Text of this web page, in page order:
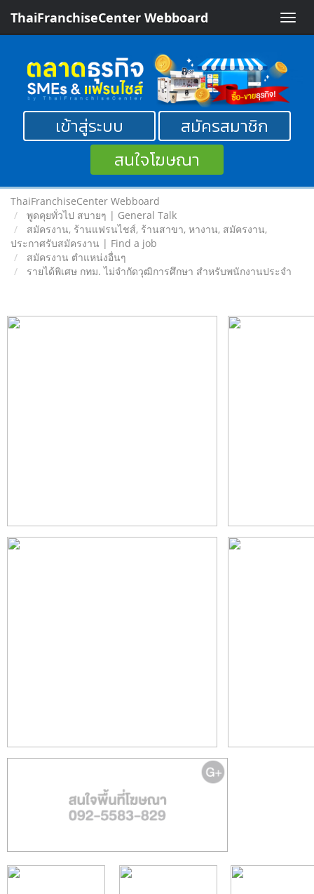
Toggle
ThaiFranchiseCenter Webboard
เข้าสู่ระบบ
สมัครสมาชิก
สนใจโฆษณา
ThaiFranchiseCenter Webboard
พูดคุยทั่วไป สบายๆ | General Talk
สมัครงาน, ร้านแฟรนไชส์, ร้านสาขา, หางาน, สมัครงาน,
ประกาศรับสมัครงาน | Find a job
สมัครงาน ตำแหน่งอื่นๆ
รายได้พิเศษ กทม. ไม่จำกัดวุฒิการศึกษา สำหรับพนักงานประจำ